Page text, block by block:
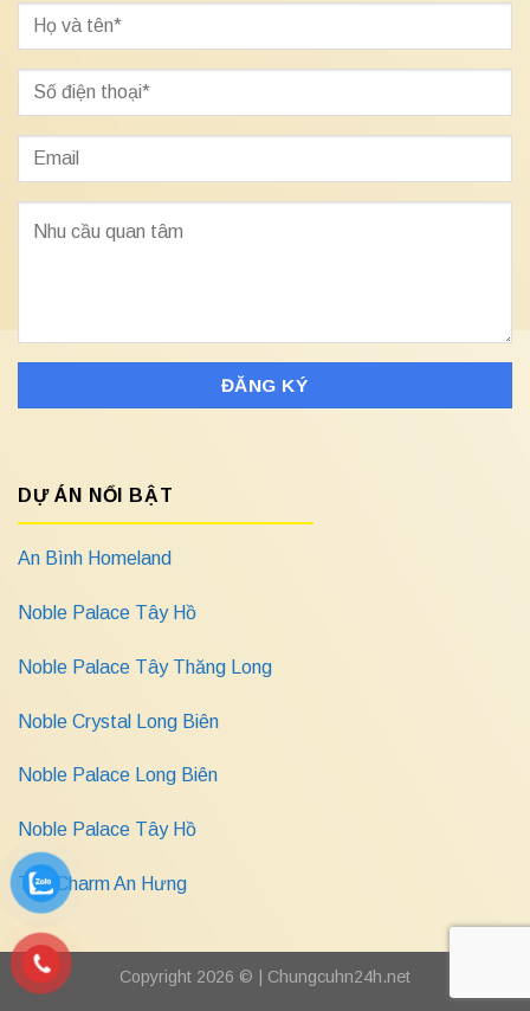
DỰ ÁN NỔI BẬT
An Bình Homeland
Noble Palace Tây Hồ
Noble Palace Tây Thăng Long
Noble Crystal Long Biên
Noble Palace Long Biên
Noble Palace Tây Hồ
The Charm An Hưng
Copyright 2026 © | Chungcuhn24h.net